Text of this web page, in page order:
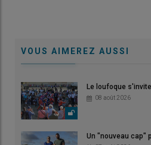
VOUS AIMEREZ AUSSI
Le loufoque
08 août 2026
Un "nouveau cap"